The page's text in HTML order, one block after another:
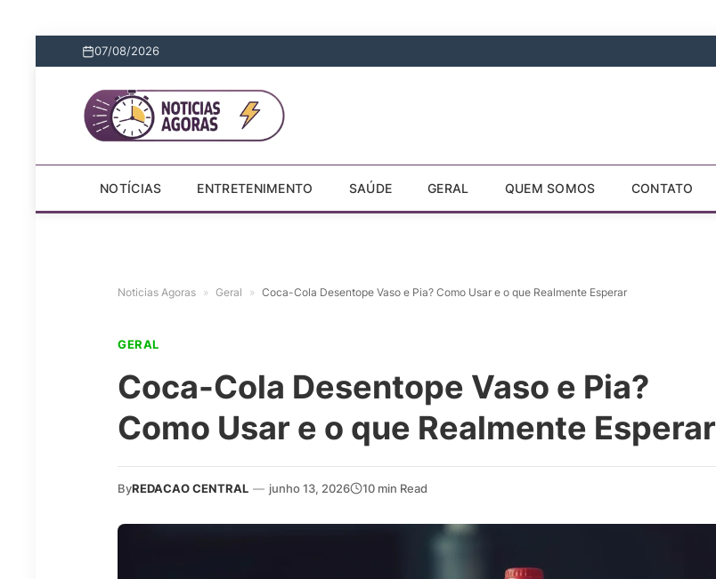
07/08/2026
NOTÍCIAS ENTRETENIMENTO SAÚDE GERAL QUEM SOMOS CONTATO
Noticias Agoras » Geral » Coca-Cola Desentope Vaso e Pia? Como Usar e o que Realmente Esperar
GERAL
Coca-Cola Desentope Vaso e Pia?
Como Usar e o que Realmente Esperar
ByREDACAO CENTRAL — junho 13, 2026 10 min Read